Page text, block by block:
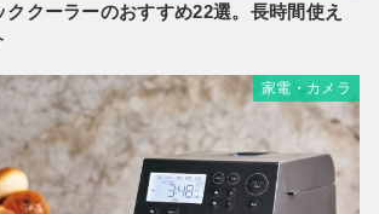
ククーラーのおすすめ22選。長時間使え
家電・カメラ